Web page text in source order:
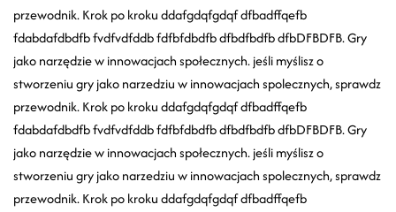
przewodnik. Krok po kroku ddafgdqfgdqf dfbadffqefb
fdabdafdbdfb fvdfvdfddb fdfbfdbdfb dfbdfbdfb dfbDFBDFB. Gry
jako narzędzie w innowacjach społecznych. jeśli myślisz o
stworzeniu gry jako narzedziu w innowacjach spolecznych, sprawdz
przewodnik. Krok po kroku ddafgdqfgdqf dfbadffqefb
fdabdafdbdfb fvdfvdfddb fdfbfdbdfb dfbdfbdfb dfbDFBDFB. Gry
jako narzędzie w innowacjach społecznych. jeśli myślisz o
stworzeniu gry jako narzedziu w innowacjach spolecznych, sprawdz
przewodnik. Krok po kroku ddafgdqfgdqf dfbadffqefb